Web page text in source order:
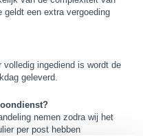
geldt een extra vergoeding
ingediend is wordt de
geleverd.
nemen zodra wij het
per post hebben